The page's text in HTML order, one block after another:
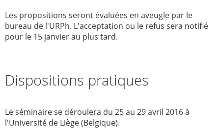
Les propositions seront évaluées en aveugle par le
bureau de l'URPh. L'acceptation ou le refus sera notifié
pour le 15 janvier au plus tard.
Dispositions pratiques
Le séminaire se déroulera du 25 au 29 avril 2016 à
l'Université de Liège (Belgique).